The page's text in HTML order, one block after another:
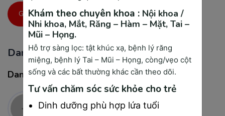
GỬI BÌNH LUẬN
Danh sách bình luận
Danh sách bình luận
Khám theo chuyên khoa : Nội khoa /
Nhi khoa, Mắt, Răng – Hàm – Mặt, Tai –
Mũi – Họng.
Hỗ trợ sàng lọc: tật khúc xạ, bệnh lý răng
miệng, bệnh lý Tai – Mũi – Họng, còng/vẹo cột
sống và các bất thường khác cần theo dõi.
Tư vấn chăm sóc sức khỏe cho trẻ
Dinh dưỡng phù hợp lứa tuổi